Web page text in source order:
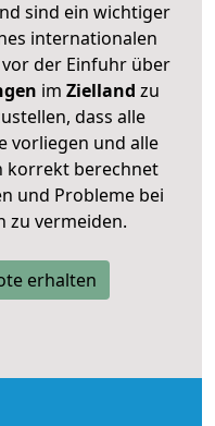
sind ein wichtiger
internationalen
der Einfuhr über
im Zielland zu
dass alle
vorliegen und alle
korrekt berechnet
und Probleme bei
zu vermeiden.
erhalten